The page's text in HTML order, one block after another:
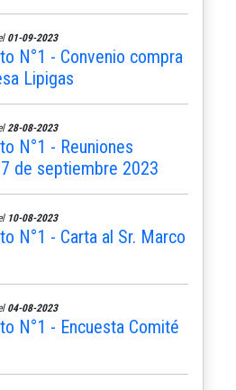
01-09-2023
N°1 - Convenio compra
Lipigas
28-08-2023
N°1 - Reuniones
de septiembre 2023
10-08-2023
N°1 - Carta al Sr. Marco
04-08-2023
N°1 - Encuesta Comité